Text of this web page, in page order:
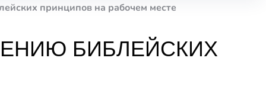
+38 (097) 880-6379
Ми у Facebook
принципов на рабочем месте
БИБЛЕЙСКИХ